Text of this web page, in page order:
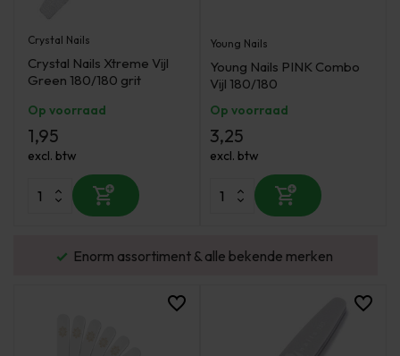
Crystal Nails
Crystal Nails Xtreme Vijl
Green 180/180 grit
Op voorraad
1,95
excl. btw
Young Nails
Young Nails PINK Combo
Vijl 180/180
Op voorraad
3,25
excl. btw
Enorm assortiment & alle bekende merken